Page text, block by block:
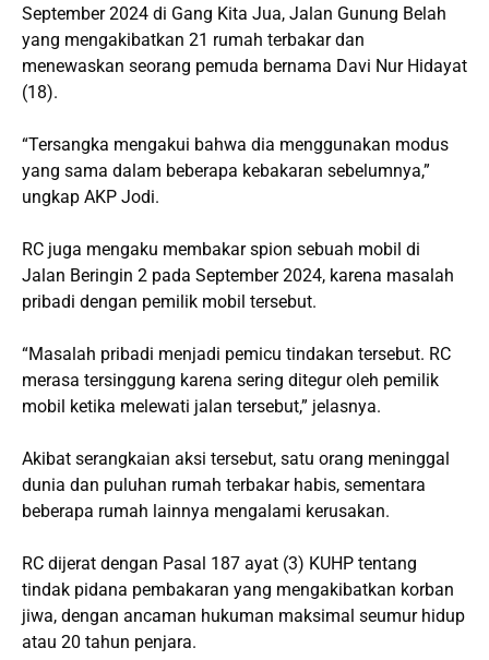
September 2024 di Gang Kita Jua, Jalan Gunung Belah
yang mengakibatkan 21 rumah terbakar dan
menewaskan seorang pemuda bernama Davi Nur Hidayat
(18).
“Tersangka mengakui bahwa dia menggunakan modus
yang sama dalam beberapa kebakaran sebelumnya,”
ungkap AKP Jodi.
RC juga mengaku membakar spion sebuah mobil di
Jalan Beringin 2 pada September 2024, karena masalah
pribadi dengan pemilik mobil tersebut.
“Masalah pribadi menjadi pemicu tindakan tersebut. RC
merasa tersinggung karena sering ditegur oleh pemilik
mobil ketika melewati jalan tersebut,” jelasnya.
Akibat serangkaian aksi tersebut, satu orang meninggal
dunia dan puluhan rumah terbakar habis, sementara
beberapa rumah lainnya mengalami kerusakan.
RC dijerat dengan Pasal 187 ayat (3) KUHP tentang
tindak pidana pembakaran yang mengakibatkan korban
jiwa, dengan ancaman hukuman maksimal seumur hidup
atau 20 tahun penjara.